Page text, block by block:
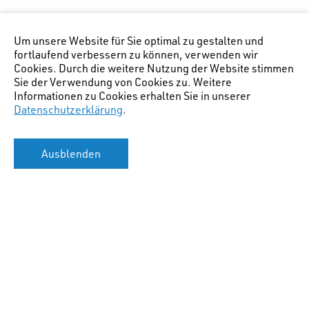
Um unsere Website für Sie optimal zu gestalten und
fortlaufend verbessern zu können, verwenden wir
Cookies. Durch die weitere Nutzung der Website stimmen
Sie der Verwendung von Cookies zu. Weitere
Informationen zu Cookies erhalten Sie in unserer
Datenschutzerklärung.
Ausblenden